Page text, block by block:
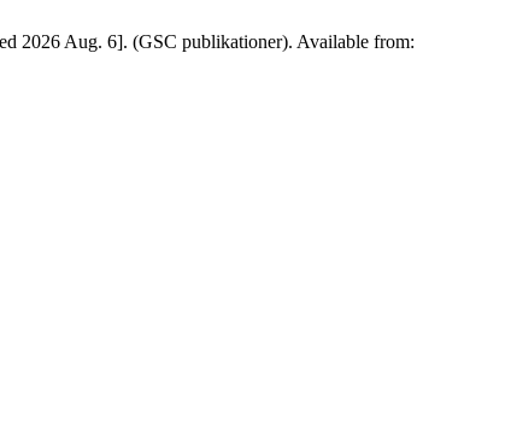
2026 Aug. 6]. (GSC publikationer). Available from: